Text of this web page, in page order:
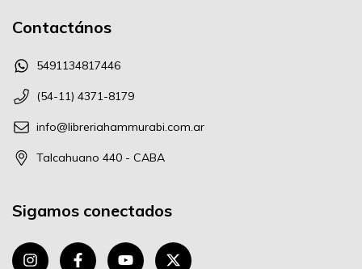
Contactános
5491134817446
(54-11) 4371-8179
info@libreriahammurabi.com.ar
Talcahuano 440 - CABA
Sigamos conectados